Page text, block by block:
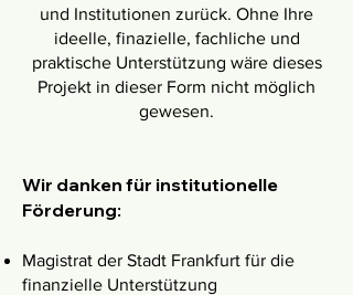
und Institutionen zurück. Ohne Ihre
ideelle, finazielle, fachliche und
praktische Unterstützung wäre dieses
Projekt in dieser Form nicht möglich
gewesen.
Wir danken für institutionelle
Förderung:
Magistrat der Stadt Frankfurt für die
finanzielle Unterstützung